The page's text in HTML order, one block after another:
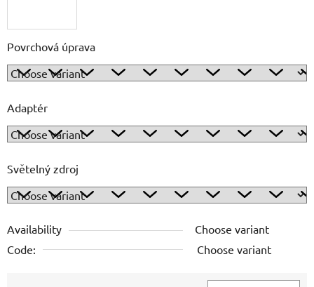
Povrchová úprava
Adaptér
Světelný zdroj
Availability
Choose variant
Code:
Choose variant